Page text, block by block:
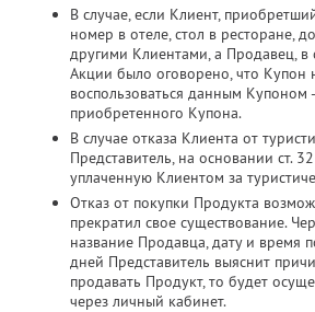
В случае, если Клиент,
номер в отеле, стол в ресторане,
другими Клиентами, а Продавец, в
Акции было оговорено, что Купон
воспользоваться данным Купоном
приобретенного Купона.
В случае отказа Клиента от
Представитель, на основании ст.
уплаченную Клиентом за
Отказ от покупки Продукта
прекратил свое существование.
название Продавца, дату и время
дней Представитель выяснит
продавать Продукт, то будет
через личный кабинет.